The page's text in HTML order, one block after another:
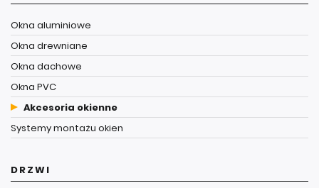
Okna aluminiowe
Okna drewniane
Okna dachowe
Okna PVC
Akcesoria okienne
Systemy montażu okien
DRZWI